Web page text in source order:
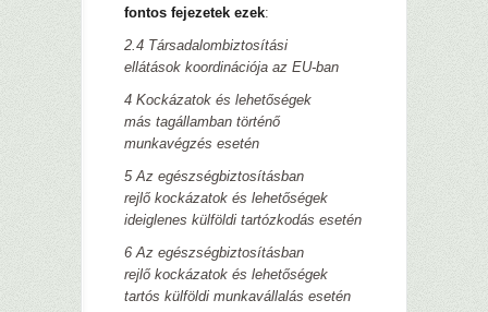
fontos fejezetek ezek:
2.4 Társadalombiztosítási
ellátások koordinációja az EU-ban
4 Kockázatok és lehetőségek
más tagállamban történő
munkavégzés esetén
5 Az egészségbiztosításban
rejlő kockázatok és lehetőségek
ideiglenes külföldi tartózkodás esetén
6 Az egészségbiztosításban
rejlő kockázatok és lehetőségek
tartós külföldi munkavállalás esetén